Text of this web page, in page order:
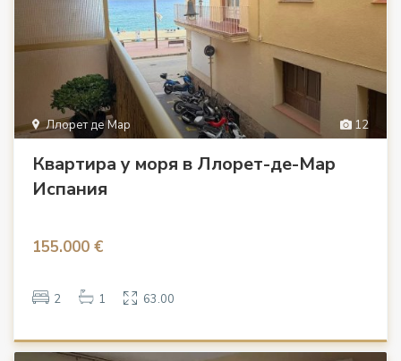
12
Ллорет де Мар
Квартира у моря в Ллорет-де-Мар
Испания
155.000 €
2 1 63.00